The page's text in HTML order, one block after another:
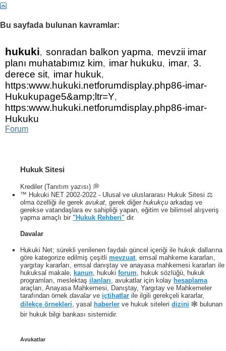
Bu sayfada bulunan kavramlar:
hukuki, sonradan balkon yapma, mevzii imar
planı muhatabımız kim, imar hukuku, imar, 3.
derece sit, imar hukuk,
https:www.hukuki.netforumdisplay.php86-imar-
Hukukupage5&amp;ltr=Y,
https:www.hukuki.netforumdisplay.php86-imar-
Hukuku
Forum
Hukuk Sitesi
Krediler (Tanıtım yazısı) 💭
™ Hukuki NET 2002-2022 - Ulusal ve uluslararası Hukuk Sitesi ⚖️
olma özelliği ile gerek avukat , gerek diğer hukukçu arkadaş ve
gerekse vatandaşlara ev sahipliği yapan, eğitim ve bilimsel alışveriş
yapma amaçlı bir "Hukuk Rehberi" dir.
Davalar
Hukuki Net; sürekli yenilenen faydalı güncel içeriği ile hukuk dallarına
göre kategorize edilmiş çeşitli mevzuat, emsal mahkeme kararları,
yargıtay kararları, emsal danıştay ve anayasa mahkemesi kararları ile
hukuksal makale, kanun, hukuki forum, hukuk sözlüğü, hukuk
programları, meslektaş ilanları, avukatlar için kolay hesaplama
araçları, Anayasa Mahkemesi, Danıştay, Yargıtay ve Mahkemeler
tarafından örnek davalarve içtihatlar ile ilgili gerekçeli kararlar,
dilekçe örnekleri, yasal haberler ve hukuk siteleri dizini 🕸 bulunan
bir hukuk bilgi bankası sistemidir.
Avukatlar